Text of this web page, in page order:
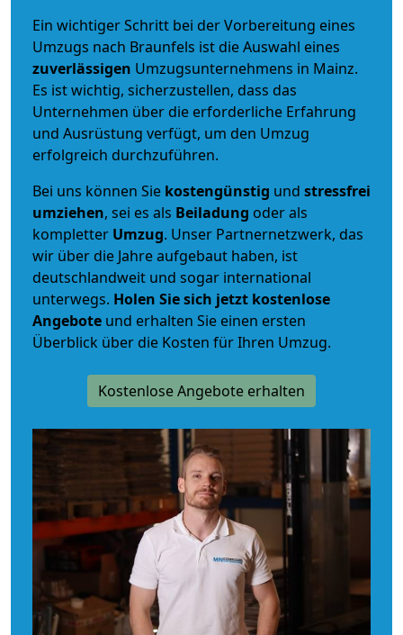
Ein wichtiger Schritt bei der Vorbereitung eines
Umzugs nach Braunfels ist die Auswahl eines
zuverlässigen Umzugsunternehmens in Mainz.
Es ist wichtig, sicherzustellen, dass das
Unternehmen über die erforderliche Erfahrung
und Ausrüstung verfügt, um den Umzug
erfolgreich durchzuführen.
Bei uns können Sie kostengünstig und stressfrei
umziehen, sei es als Beiladung oder als
kompletter Umzug. Unser Partnernetzwerk, das
wir über die Jahre aufgebaut haben, ist
deutschlandweit und sogar international
unterwegs. Holen Sie sich jetzt kostenlose
Angebote und erhalten Sie einen ersten
Überblick über die Kosten für Ihren Umzug.
Kostenlose Angebote erhalten